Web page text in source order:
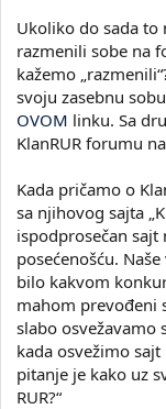
Ukoliko do sada to
razmenili sobe na
kažemo
svoju zasebnu
OVOM linku. Sa
KlanRUR forumu na
Kada pričamo o
sa njihovog sajta
ispodprosečan
posećenošću.
bilo kakvom
mahom prevođeni
slabo osvežavamo
kada osvežimo
pitanje je kako uz
RUR?“